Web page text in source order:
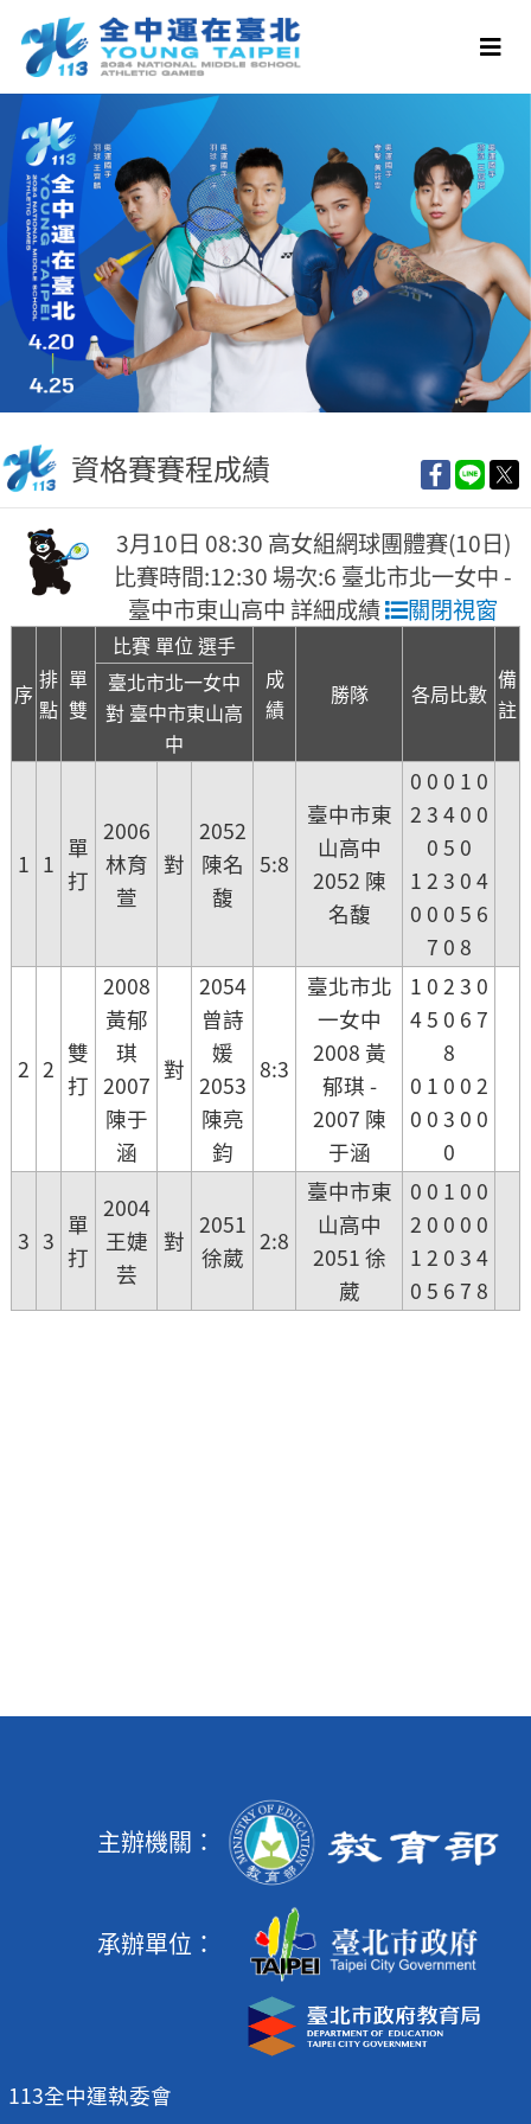
資格賽賽程成績
3月10日 08:30 高女組網球團體賽(10日)
比賽時間:12:30 場次:6 臺北市北一女中 -
臺中市東山高中 詳細成績
關閉視窗
序
排
點
單
雙
比賽 單位 選手
成
績
勝隊 各局比數
備
註
臺北市北一女中
對 臺中市東山高
中
1 1
單
打
2006
林育
萱
對
2052
陳名
馥
5:8
臺中市東
山高中
2052 陳
名馥
0 0 0 1 0
2 3 4 0 0
0 5 0
1 2 3 0 4
0 0 0 5 6
7 0 8
2 2
雙
打
2008
黃郁
琪
2007
陳于
涵
對
2054
曾詩
媛
2053
陳亮
鈞
8:3
臺北市北
一女中
2008 黃
郁琪 -
2007 陳
于涵
1 0 2 3 0
4 5 0 6 7
8
0 1 0 0 2
0 0 3 0 0
0
3 3
單
打
2004
王婕
芸
對
2051
徐葳
2:8
臺中市東
山高中
2051 徐
葳
0 0 1 0 0
2 0 0 0 0
1 2 0 3 4
0 5 6 7 8
主辦機關：
承辦單位：
113全中運執委會